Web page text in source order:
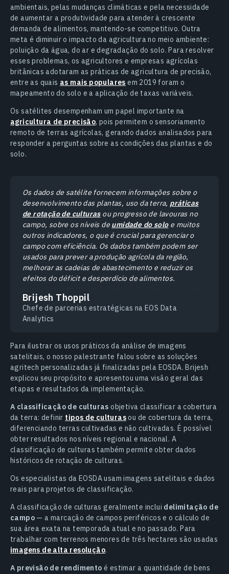
ambientais, pelas mudanças climáticas e pela necessidade
de aumentar a produtividade para atender à crescente
demanda de alimentos, mantendo-se competitivo. Outra
meta é diminuir o impacto da agricultura no meio ambiente:
poluição da água, do ar e degradação do solo. Para resolver
esses problemas, os agricultores e empresas agrícolas
britânicas adotaram as práticas de agricultura de precisão,
entre as quais as mais populares em 2019 foram o
mapeamento do solo e a aplicação de taxas variáveis.
Os satélites desempenham um papel importante na
agricultura de precisão, pois permitem o sensoriamento
remoto de terras agrícolas, gerando dados analisados para
responder a perguntas sobre as condições das plantas e do
solo.
Os dados de satélite fornecem informações sobre o
desenvolvimento das plantas, uso da terra, práticas
de rotação de culturasou progresso de lavouras no
campo, sobre os níveis de umidade do soloe muitos
outros indicadores, o que é crucial para gerenciar o
campo com eficiência. Os dados também podem ser
usados para prever a produção agrícola da região,
melhorar as cadeias de abastecimento e reduzir os
efeitos do déficit e desperdício de alimentos.
Brijesh Thoppil
Chefe de parcerias estratégicas na EOS Data
Analytics
Para ilustrar os usos práticos da análise de imagens
satelitais, o nosso palestrante falou sobre as soluções
agritech personalizadas já finalizadas pela EOSDA. Brijesh
explicou seu propósito e apresentou uma visão geral das
etapas e resultados da implementação.
A classificação de culturas objetiva classificar a cobertura
da terra: definir tipos de culturasou de cobertura da terra,
diferenciando terras cultivadas e não cultivadas. É possível
obter resultados nos níveis regional e nacional. A
classificação de culturas também permite obter dados
históricos de rotação de culturas.
Os especialistas da EOSDA usam imagens satelitais e dados
reais para projetos de classificação.
A classificação de culturas geralmente inclui delimitação de
campo — a marcação de campos periféricos e o cálculo de
sua área exata na temporada atual e no passado. Para
trabalhar com terrenos menores de três hectares são usadas
imagens de alta resolução.
A previsão de rendimento é estimar a quantidade de bens